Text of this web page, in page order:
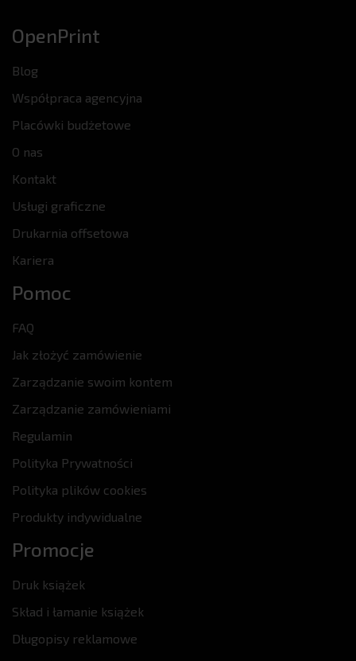
OpenPrint
Blog
Współpraca agencyjna
Placówki budżetowe
O nas
Kontakt
Usługi graficzne
Drukarnia offsetowa
Kariera
Pomoc
FAQ
Jak złożyć zamówienie
Zarządzanie swoim kontem
Zarządzanie zamówieniami
Regulamin
Polityka Prywatności
Polityka plików cookies
Produkty indywidualne
Promocje
Druk książek
Skład i łamanie książek
Długopisy reklamowe